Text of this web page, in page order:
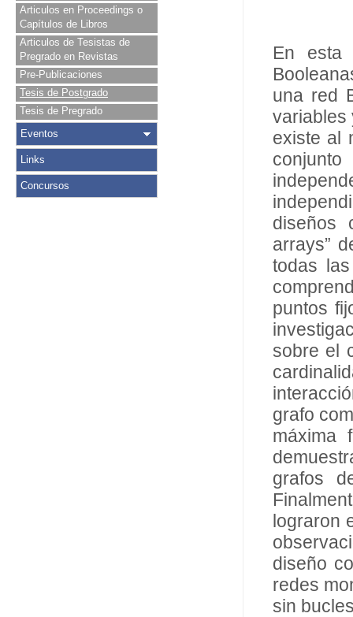
Articulos en Proceedings o
Capítulos de Libros
Articulos de Tesistas de
Pregrado en Revistas
Pre-Publicaciones
Tesis de Postgrado
Tesis de Pregrado
Eventos
Links
Concursos
En esta
una red
variables
existe al
diseños
arrays”
todas
puntos
sobre el
grafo
máxima
grafos
lograron
diseño
redes
sin